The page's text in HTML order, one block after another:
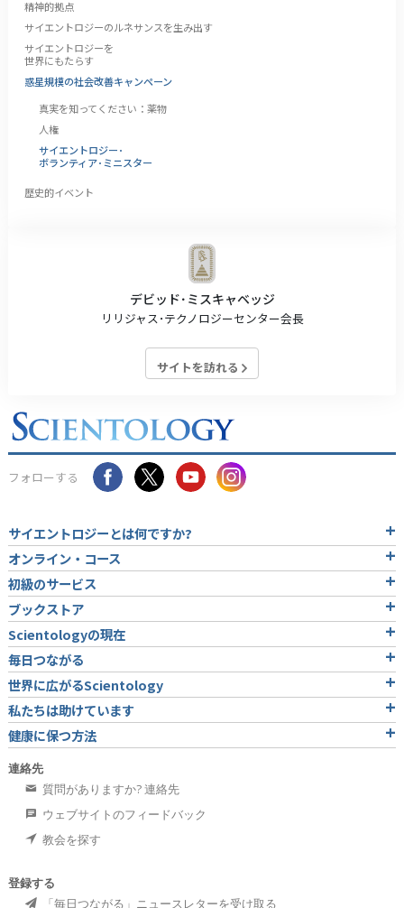
精神的拠点
サイエントロジーのルネサンスを生み出す
サイエントロジーを
世界にもたらす
惑星規模の社会改善キャンペーン
真実を知ってください：薬物
人権
サイエントロジー･
ボランティア･ミニスター
歴史的イベント
デビッド･ミスキャベッジ
リリジャス･テクノロジーセンター会長
サイトを訪れる
フォローする
サイエントロジーとは何ですか?
オンライン・コース
初級のサービス
ブックストア
Scientologyの現在
毎日つながる
世界に広がるScientology
私たちは助けています
健康に保つ方法
連絡先
質問がありますか? 連絡先
ウェブサイトのフィードバック
教会を探す
登録する
「毎日つながる」ニュースレターを受け取る